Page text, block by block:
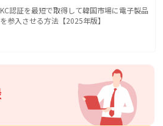
KC認証を最短で取得して韓国市場に電子製品
を参入させる方法【2025年版】